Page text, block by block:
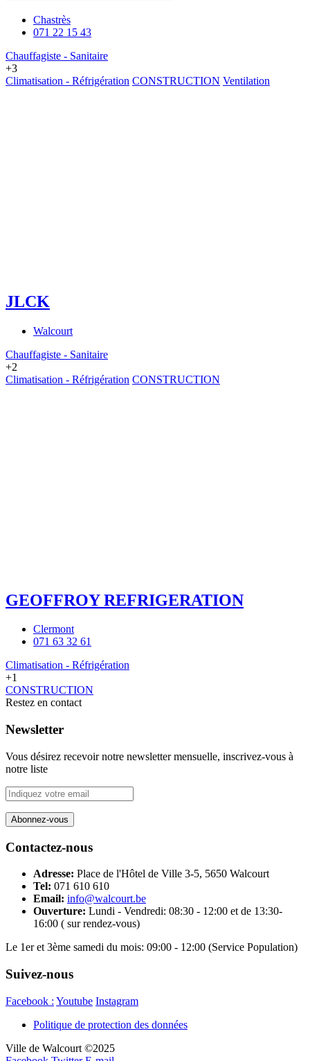
Chastrès
071 22 15 43
Chauffagiste - Sanitaire
+3
Climatisation - Réfrigération CONSTRUCTION Ventilation
JLCK
Walcourt
Chauffagiste - Sanitaire
+2
Climatisation - Réfrigération CONSTRUCTION
GEOFFROY REFRIGERATION
Clermont
071 63 32 61
Climatisation - Réfrigération
+1
CONSTRUCTION
Restez en contact
Newsletter
Vous désirez recevoir notre newsletter mensuelle, inscrivez-vous à
notre liste
Contactez-nous
Adresse: Place de l'Hôtel de Ville 3-5, 5650 Walcourt
Tel: 071 610 610
Email: info@walcourt.be
Ouverture: Lundi - Vendredi: 08:30 - 12:00 et de 13:30-
16:00 ( sur rendez-vous)
Le 1er et 3ème samedi du mois: 09:00 - 12:00 (Service Population)
Suivez-nous
Facebook : Youtube Instagram
Politique de protection des données
Ville de Walcourt ©2025